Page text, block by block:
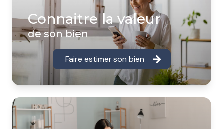
Connaitre la valeur
de son bien
Faire estimer son bien